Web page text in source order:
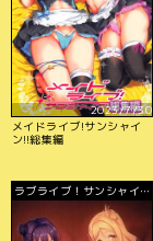
2023/7/30
メイドライブ!サンシャイ
ン!!総集編
ラブライブ！サンシャイ
ン!!